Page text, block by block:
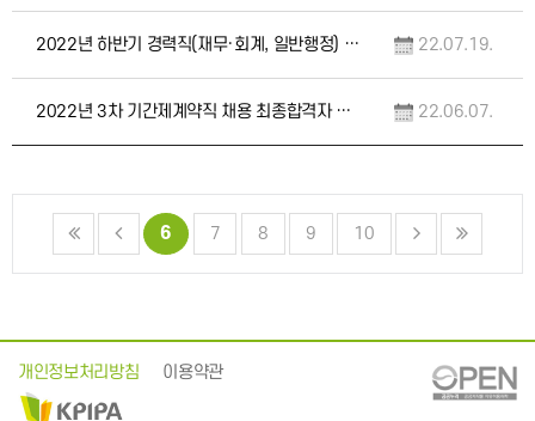
2022년 하반기 경력직(재무·회계, 일반행정) 채용 공고 22.07.19.
2022년 3차 기간제계약직 채용 최종합격자 변경 안내 22.06.07.
6 7 8 9 10
개인정보처리방침 이용약관